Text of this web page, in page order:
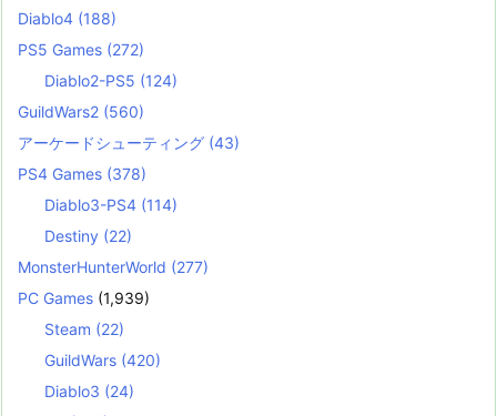
Diablo4 (188)
PS5 Games (272)
Diablo2-PS5 (124)
GuildWars2 (560)
アーケードシューティング (43)
PS4 Games (378)
Diablo3-PS4 (114)
Destiny (22)
MonsterHunterWorld (277)
PC Games (1,939)
Steam (22)
GuildWars (420)
Diablo3 (24)